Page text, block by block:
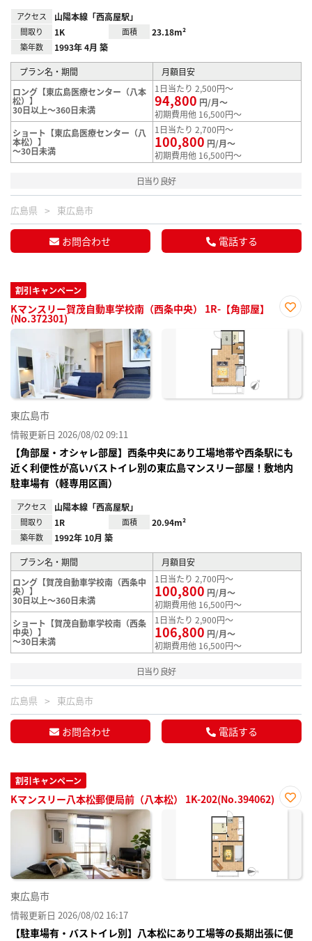
アクセス 山陽本線「西高屋駅」
間取り 1K 面積 23.18m²
築年数 1993年 4月 築
プラン名・期間
月額目安
ロング【東広島医療センター（八本
松）】
30日以上～360日未満
1日当たり 2,500円～
94,800 円/月～
初期費用他 16,500円～
ショート【東広島医療センター（八
本松）】
～30日未満
1日当たり 2,700円～
100,800 円/月～
初期費用他 16,500円～
日当り良好
広島県 東広島市
お問合わせ 電話する
割引キャンペーン
Kマンスリー賀茂自動車学校南（西条中央） 1R-【角部屋】
(No.372301)
に入
東広島市
情報更新日 2026/08/02 09:11
【角部屋・オシャレ部屋】西条中央にあり工場地帯や西条駅にも
近く利便性が高いバストイレ別の東広島マンスリー部屋！敷地内
駐車場有（軽専用区画）
アクセス 山陽本線「西高屋駅」
間取り 1R 面積 20.94m²
築年数 1992年 10月 築
プラン名・期間
月額目安
ロング【賀茂自動車学校南（西条中
央）】
30日以上～360日未満
1日当たり 2,700円～
100,800 円/月～
初期費用他 16,500円～
ショート【賀茂自動車学校南（西条
中央）】
～30日未満
1日当たり 2,900円～
106,800 円/月～
初期費用他 16,500円～
日当り良好
広島県 東広島市
お問合わせ 電話する
割引キャンペーン
Kマンスリー八本松郵便局前（八本松） 1K-202(No.394062)
お気
東広島市
情報更新日 2026/08/02 16:17
【駐車場有・バストイレ別】八本松にあり工場等の長期出張に便